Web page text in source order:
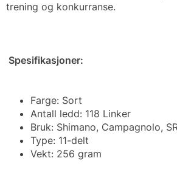
trening og konkurranse.
Spesifikasjoner:
Farge: Sort
Antall ledd: 118 Linker
Bruk: Shimano, Campagnolo,
Type: 11-delt
Vekt: 256 gram